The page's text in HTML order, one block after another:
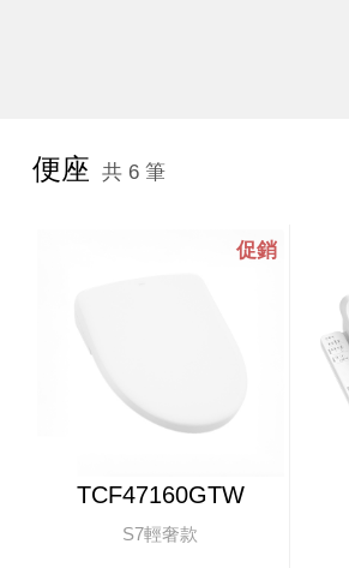
便座 共 6 筆
TCF47160GTW
S7輕奢款